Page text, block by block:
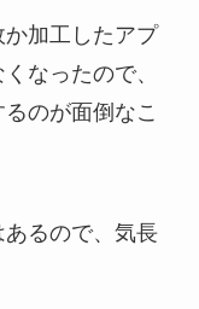
加工したアプ
なったので、
のが面倒なこ
るので、気長